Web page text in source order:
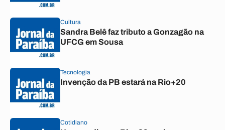
Cultura
Sandra Belê faz tributo a Gonzagão na
UFCG em Sousa
Tecnologia
Invenção da PB estará na Rio+20
Cotidiano